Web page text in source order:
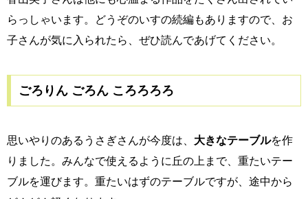
らっしゃいます。どうぞのいすの続編もありますので、お
子さんが気に入られたら、ぜひ読んであげてください。
ごろりん ごろん ころろろろ
思いやりのあるうさぎさんが今度は、 大きなテーブルを作
りました。みんなで使えるように丘の上まで、重たいテー
ブルを運びます。重たいはずのテーブルですが、途中から